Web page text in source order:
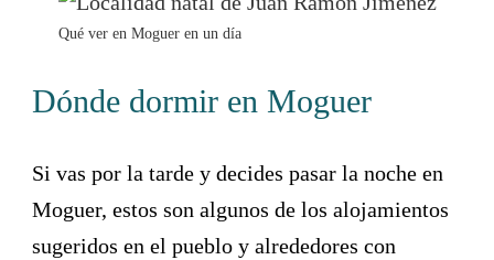
Qué ver en Moguer en un día
Dónde dormir en Moguer
Si vas por la tarde y decides pasar la noche en
Moguer, estos son algunos de los alojamientos
sugeridos en el pueblo y alrededores con